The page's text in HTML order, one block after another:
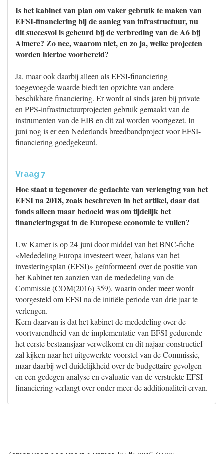
Is het kabinet van plan om vaker gebruik te maken van
EFSI-financiering bij de aanleg van infrastructuur, nu
dit succesvol is gebeurd bij de verbreding van de A6 bij
Almere? Zo nee, waarom niet, en zo ja, welke projecten
worden hiertoe voorbereid?
Ja, maar ook daarbij alleen als EFSI-financiering
toegevoegde waarde biedt ten opzichte van andere
beschikbare financiering. Er wordt al sinds jaren bij private
en PPS-infrastructuurprojecten gebruik gemaakt van de
instrumenten van de EIB en dit zal worden voortgezet. In
juni nog is er een Nederlands breedbandproject voor EFSI-
financiering goedgekeurd.
Vraag 7
Hoe staat u tegenover de gedachte van verlenging van het
EFSI na 2018, zoals beschreven in het artikel, daar dat
fonds alleen maar bedoeld was om tijdelijk het
financieringsgat in de Europese economie te vullen?
Uw Kamer is op 24 juni door middel van het BNC-fiche
«Mededeling Europa investeert weer, balans van het
investeringsplan (EFSI)» geïnformeerd over de positie van
het Kabinet ten aanzien van de mededeling van de
Commissie (COM(2016) 359), waarin onder meer wordt
voorgesteld om EFSI na de initiële periode van drie jaar te
verlengen.
Kern daarvan is dat het kabinet de mededeling over de
voortvarendheid van de implementatie van EFSI gedurende
het eerste bestaansjaar verwelkomt en dit najaar constructief
zal kijken naar het uitgewerkte voorstel van de Commissie,
maar daarbij wel duidelijkheid over de budgettaire gevolgen
en een gedegen analyse en evaluatie van de verstrekte EFSI-
financiering verlangt over onder meer de additionaliteit ervan.